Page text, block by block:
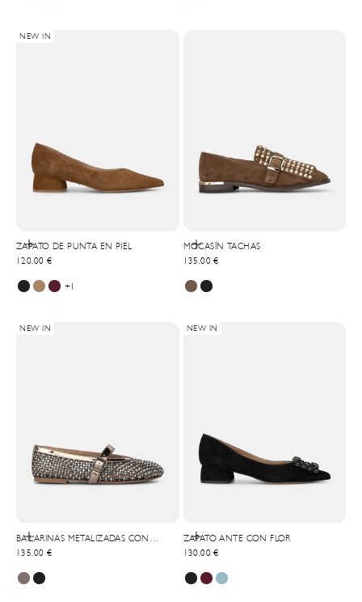
NEW IN
Elige opciones
ZAPATO DE PUNTA EN PIEL
Precio de oferta
120,00 €
+1
Elige opciones
MOCASÍN TACHAS
Precio de oferta
135,00 €
NEW IN
Elige opciones
BAILARINAS METALIZADAS CON
HEBILLA
Precio de oferta
135,00 €
NEW IN
Elige opciones
ZAPATO ANTE CON FLOR
Precio de oferta
130,00 €